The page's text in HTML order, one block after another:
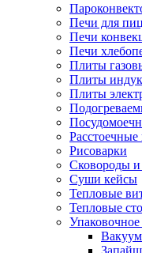
Печи для
Печи
Печи
Плиты
Плиты
Плиты
Рисоварки
Сковороды и
Суши кейсы
Тепловые
Тепловые